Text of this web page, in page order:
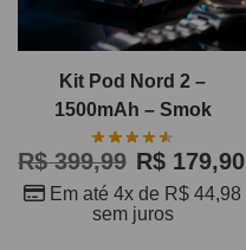
Kit Pod Nord 2 –
1500mAh – Smok
R$399,99 R$ 179,90
Em até 4x de R$ 44,98
sem juros